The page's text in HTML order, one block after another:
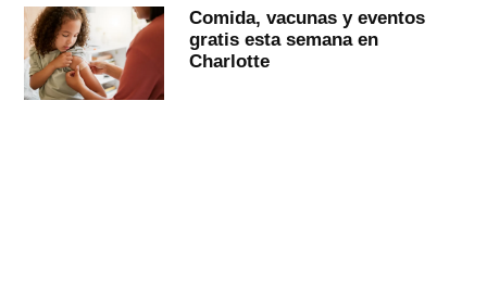
Comida, vacunas y eventos
gratis esta semana en
Charlotte